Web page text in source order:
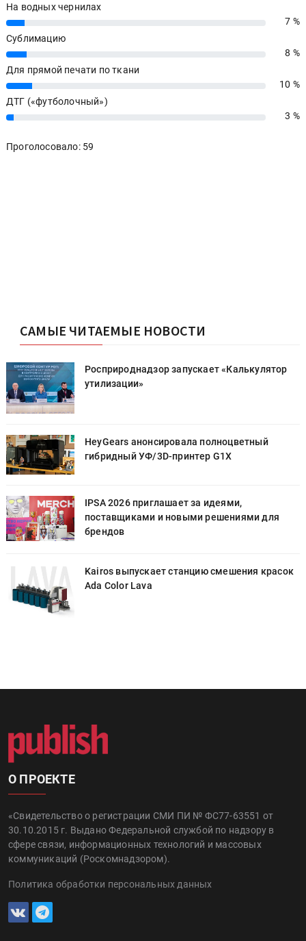
На водных чернилах
7%
7 %
Сублимацию
8%
8 %
Для прямой печати по ткани
10%
10 %
ДТГ («футболочный»)
3% 3 %
Проголосовало: 59
САМЫЕ ЧИТАЕМЫЕ НОВОСТИ
Росприроднадзор запускает «Калькулятор
утилизации»
HeyGears анонсировала полноцветный
гибридный УФ/3D-принтер G1X
IPSA 2026 приглашает за идеями,
поставщиками и новыми решениями для
брендов
Kairos выпускает станцию смешения красок
Ada Color Lava
О ПРОЕКТЕ
«Свидетельство о регистрации СМИ ПИ № ФС77-63551 от
30.10.2015 г. Выдано Федеральной службой по надзору в
сфере связи, информационных технологий и массовых
коммуникаций (Роскомнадзором).
Политика обработки персональных данных